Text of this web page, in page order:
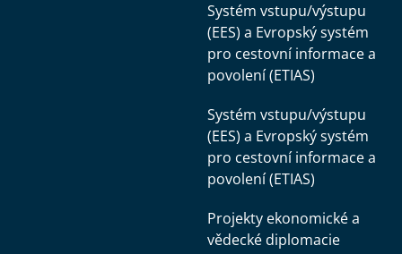
Systém vstupu/výstupu
(EES) a Evropský systém
pro cestovní informace a
povolení (ETIAS)
Systém vstupu/výstupu
(EES) a Evropský systém
pro cestovní informace a
povolení (ETIAS)
Projekty ekonomické a
vědecké diplomacie